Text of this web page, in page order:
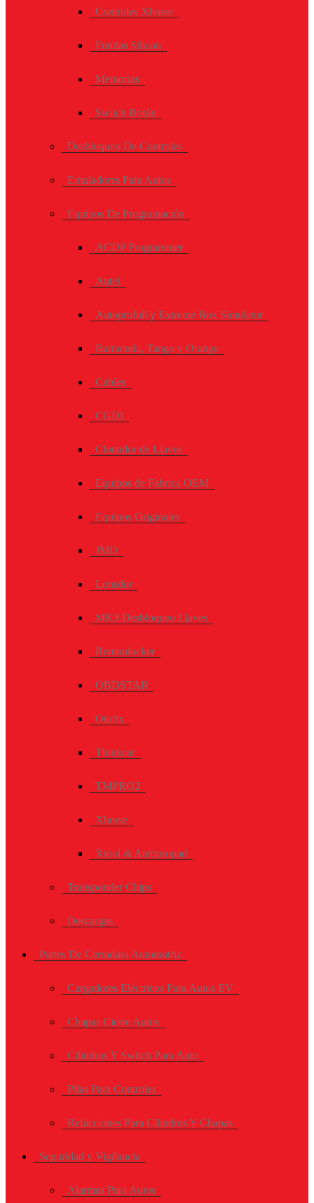
Controles Xhorse
Fundas Silicon
Memorias
Switch Botón
Desbloqueo De Controles
Emuladores Para Autos
Equipos De Programación
ACDP Programmer
Autel
Autoprofull y Extreme Box Simulator
Barracuda, Tango y Orange
Cables
CGDI
Clonador de Llaves
Equipos de Fabrica OEM
Equipos Originales
JMD
Lonsdor
MK3 Desbloqueo Llaves
Remunlocker
OBDSTAR
Otofix
Thinkcar
TMPRO2
Xhorse
Xtool & Autopropad
Transponder Chips
Descargas
Partes De Cerradura Automotriz
Cargadores Eléctricos Para Autos EV
Chapas Cierre Autos
Cilindros Y Switch Para Auto
Pilas Para Controles
Refacciones Para Cilindros Y Chapas
Seguridad y Vigilancia
Alarmas Para Autos